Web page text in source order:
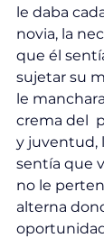
le daba
novia, la
que él
sujetar su
le
crema del
y juventud,
sentía que
no le
alterna